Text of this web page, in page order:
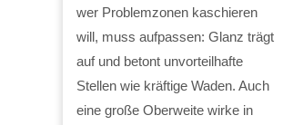
wer Problemzonen kaschieren
will, muss aufpassen: Glanz trägt
auf und betont unvorteilhafte
Stellen wie kräftige Waden. Auch
eine große Oberweite wirke in